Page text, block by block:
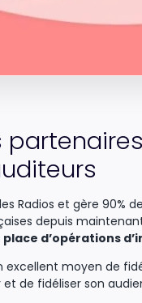
Radios et gère 90%
depuis
place d’opérations
moyen de
de fidéliser son